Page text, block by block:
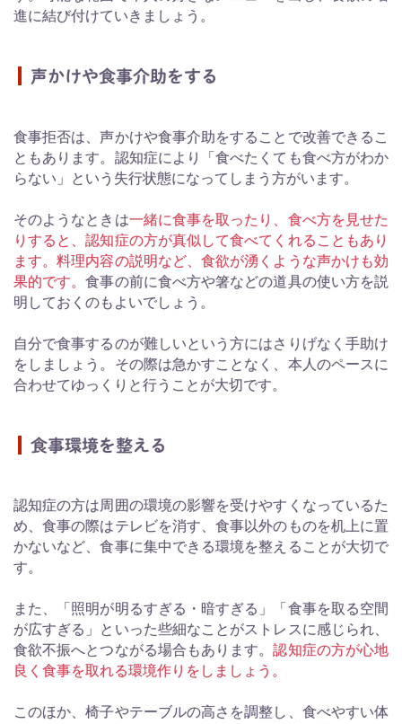
進に結び付けていきましょう。
声かけや食事介助をする
食事拒否は、声かけや食事介助をすることで改善できるこ
ともあります。認知症により「食べたくても食べ方がわか
らない」という失行状態になってしまう方がいます。
そのようなときは一緒に食事を取ったり、食べ方を見せた
りすると、認知症の方が真似して食べてくれることもあり
ます。料理内容の説明など、食欲が湧くような声かけも効
果的です。食事の前に食べ方や箸などの道具の使い方を説
明しておくのもよいでしょう。
自分で食事するのが難しいという方にはさりげなく手助け
をしましょう。その際は急かすことなく、本人のペースに
合わせてゆっくりと行うことが大切です。
食事環境を整える
認知症の方は周囲の環境の影響を受けやすくなっているた
め、食事の際はテレビを消す、食事以外のものを机上に置
かないなど、食事に集中できる環境を整えることが大切で
す。
また、「照明が明るすぎる・暗すぎる」「食事を取る空間
が広すぎる」といった些細なことがストレスに感じられ、
食欲不振へとつながる場合もあります。認知症の方が心地
良く食事を取れる環境作りをしましょう。
このほか、椅子やテーブルの高さを調整し、食べやすい体